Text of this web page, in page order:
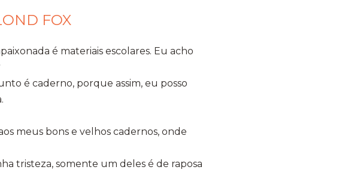
FOX
é materiais escolares. Eu acho
é caderno, porque assim, eu posso
meus bons e velhos cadernos, onde
tristeza, somente um deles é de raposa